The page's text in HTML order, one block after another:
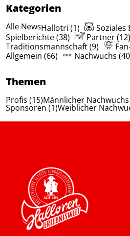
Kategorien
Alle NewsHallotri (1)
Soziales
Spielberichte (38)
Partner (12)
Traditionsmannschaft (9)
Allgemein (66)
Nachwuchs
Themen
Profis (15)Männlicher Nachwuchs
Sponsoren (1)Weiblicher